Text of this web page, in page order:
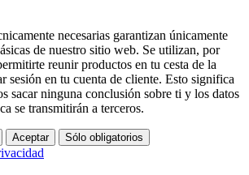
necesarias garantizan únicamente
de nuestro sitio web. Se utilizan, por
reunir productos en tu cesta de la
sesión en tu cuenta de cliente. Esto significa
sacar ninguna conclusión sobre ti y los datos
se transmitirán a terceros.
Aceptar Sólo obligatorios